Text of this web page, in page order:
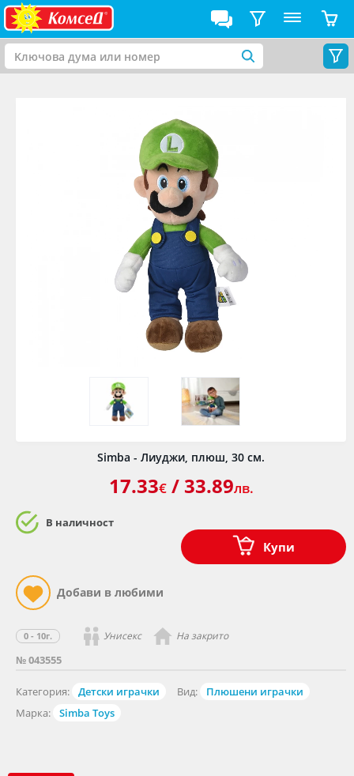
Simba - Лиуджи, плюш, 30 см.
№ 043555
Категория: Детски играчки Вид:
Плюшени играчки
Марка:
Simba Toys
0 - 10г. Унисекс На закрито
17.33€/ 33.89лв.
В наличност
Купи